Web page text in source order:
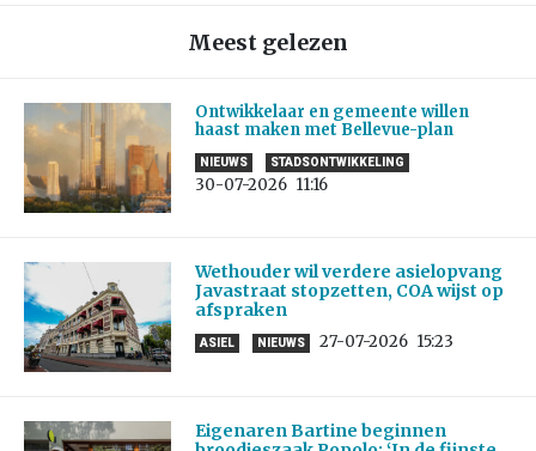
Meest gelezen
Ontwikkelaar en gemeente willen
haast maken met Bellevue-plan
NIEUWS STADSONTWIKKELING
30-07-2026 11:16
Wethouder wil verdere asielopvang
Javastraat stopzetten, COA wijst op
afspraken
ASIEL NIEUWS 27-07-2026 15:23
Eigenaren Bartine beginnen